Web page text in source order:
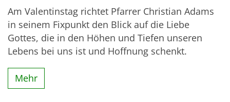
Am Valentinstag richtet Pfarrer Christian Adams
in seinem Fixpunkt den Blick auf die Liebe
Gottes, die in den Höhen und Tiefen unseren
Lebens bei uns ist und Hoffnung schenkt.
Mehr